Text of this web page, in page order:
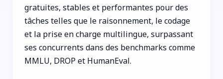
gratuites, stables et performantes pour des
tâches telles que le raisonnement, le codage
et la prise en charge multilingue, surpassant
ses concurrents dans des benchmarks comme
MMLU, DROP et HumanEval.